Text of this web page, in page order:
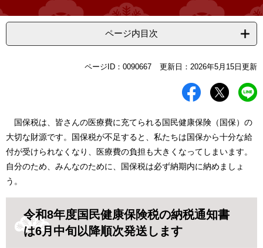
ページ内目次
ページID：0090667 更新日：2026年5月15日更新
国保税は、皆さんの医療費に充てられる国民健康保険（国保）の
大切な財源です。国保税が不足すると、私たちは国保から十分な給
付が受けられなくなり、医療費の負担も大きくなってしまいます。
自分のため、みんなのために、国保税は必ず納期内に納めましょ
う。
令和8年度国民健康保険税の納税通知書
は6月中旬以降順次発送します